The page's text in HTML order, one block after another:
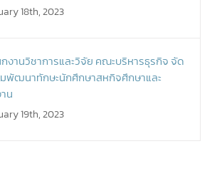
18th, 2023
งานวิชาการและวิจัย คณะบริหารธุรกิจ จัด
พัฒนาทักษะนักศึกษาสหกิจศึกษาและ
น
19th, 2023